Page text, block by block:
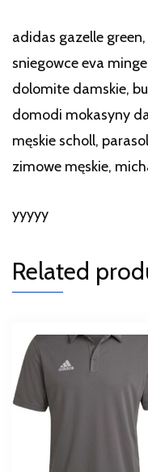
adidas gazelle
sniegowce eva
dolomite damskie,
domodi mokasyny
męskie scholl,
zimowe męskie,
yyyyy
Related